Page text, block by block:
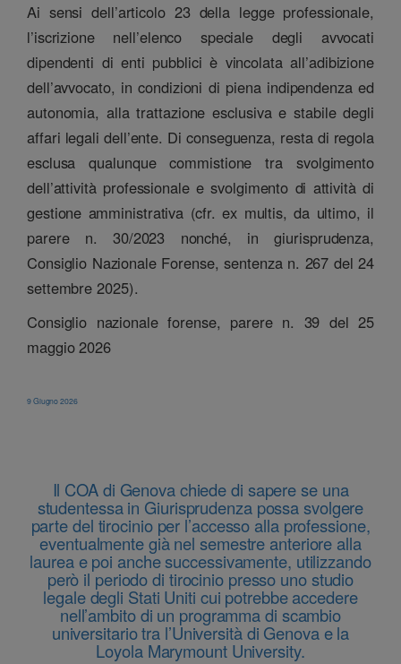
Ai sensi dell’articolo 23 della legge professionale,
l’iscrizione nell’elenco speciale degli avvocati
dipendenti di enti pubblici è vincolata all’adibizione
dell’avvocato, in condizioni di piena indipendenza ed
autonomia, alla trattazione esclusiva e stabile degli
affari legali dell’ente. Di conseguenza, resta di regola
esclusa qualunque commistione tra svolgimento
dell’attività professionale e svolgimento di attività di
gestione amministrativa (cfr. ex multis, da ultimo, il
parere n. 30/2023 nonché, in giurisprudenza,
Consiglio Nazionale Forense, sentenza n. 267 del 24
settembre 2025).
Consiglio nazionale forense, parere n. 39 del 25
maggio 2026
9 Giugno 2026
Il COA di Genova chiede di sapere se una
studentessa in Giurisprudenza possa svolgere
parte del tirocinio per l’accesso alla professione,
eventualmente già nel semestre anteriore alla
laurea e poi anche successivamente, utilizzando
però il periodo di tirocinio presso uno studio
legale degli Stati Uniti cui potrebbe accedere
nell’ambito di un programma di scambio
universitario tra l’Università di Genova e la
Loyola Marymount University.